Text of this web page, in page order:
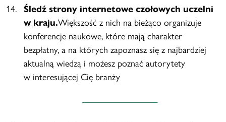
Śledź strony internetowe czołowych uczelni
w kraju.Większość z nich na bieżąco organizuje
konferencje naukowe, które mają charakter
bezpłatny, a na których zapoznasz się z najbardziej
aktualną wiedzą i możesz poznać autorytety
w interesującej Cię branży